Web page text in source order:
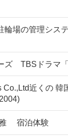
輪場の管理シス
ズ TBSドラマ「
Co.,Ltd近くの 韓
雅 宿泊体験